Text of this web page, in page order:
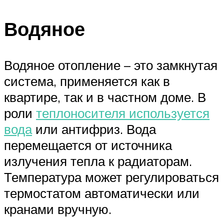
Водяное
Водяное отопление – это замкнутая
система, применяется как в
квартире, так и в частном доме. В
роли теплоносителя используется
водаили антифриз. Вода
перемещается от источника
излучения тепла к радиаторам.
Температура может регулироваться
термостатом автоматически или
кранами вручную.